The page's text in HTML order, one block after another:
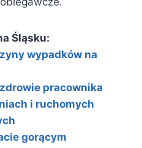
Śląsku:
wypadków na
pracownika
i ruchomych
gorącym